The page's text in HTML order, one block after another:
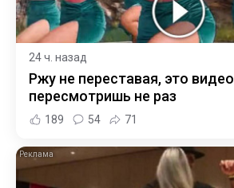
24 ч. назад
Ржу не переставая, это видео
пересмотришь не раз
189 54 71